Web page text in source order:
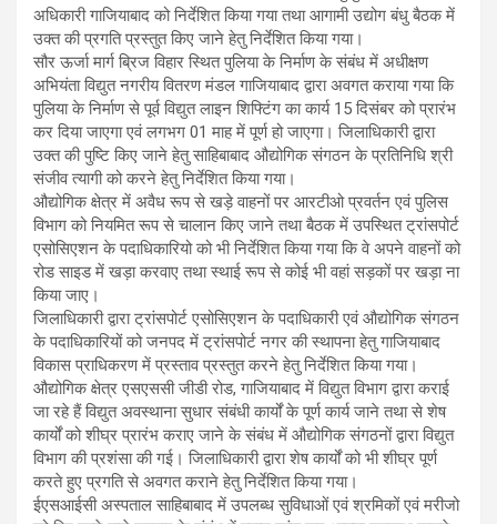
अधिकारी गाजियाबाद को निर्देशित किया गया तथा आगामी उद्योग बंधु बैठक में
उक्त की प्रगति प्रस्तुत किए जाने हेतु निर्देशित किया गया।
सौर ऊर्जा मार्ग ब्रिज विहार स्थित पुलिया के निर्माण के संबंध में अधीक्षण
अभियंता विद्युत नगरीय वितरण मंडल गाजियाबाद द्वारा अवगत कराया गया कि
पुलिया के निर्माण से पूर्व विद्युत लाइन शिफ्टिंग का कार्य 15 दिसंबर को प्रारंभ
कर दिया जाएगा एवं लगभग 01 माह में पूर्ण हो जाएगा। जिलाधिकारी द्वारा
उक्त की पुष्टि किए जाने हेतु साहिबाबाद औद्योगिक संगठन के प्रतिनिधि श्री
संजीव त्यागी को करने हेतु निर्देशित किया गया।
औद्योगिक क्षेत्र में अवैध रूप से खड़े वाहनों पर आरटीओ प्रवर्तन एवं पुलिस
विभाग को नियमित रूप से चालान किए जाने तथा बैठक में उपस्थित ट्रांसपोर्ट
एसोसिएशन के पदाधिकारियो को भी निर्देशित किया गया कि वे अपने वाहनों को
रोड साइड में खड़ा करवाए तथा स्थाई रूप से कोई भी वहां सड़कों पर खड़ा ना
किया जाए।
जिलाधिकारी द्वारा ट्रांसपोर्ट एसोसिएशन के पदाधिकारी एवं औद्योगिक संगठन
के पदाधिकारियों को जनपद में ट्रांसपोर्ट नगर की स्थापना हेतु गाजियाबाद
विकास प्राधिकरण में प्रस्ताव प्रस्तुत करने हेतु निर्देशित किया गया।
औद्योगिक क्षेत्र एसएससी जीडी रोड, गाजियाबाद में विद्युत विभाग द्वारा कराई
जा रहे हैं विद्युत अवस्थाना सुधार संबंधी कार्यों के पूर्ण कार्य जाने तथा से शेष
कार्यों को शीघ्र प्रारंभ कराए जाने के संबंध में औद्योगिक संगठनों द्वारा विद्युत
विभाग की प्रशंसा की गई। जिलाधिकारी द्वारा शेष कार्यों को भी शीघ्र पूर्ण
करते हुए प्रगति से अवगत कराने हेतु निर्देशित किया गया।
ईएसआईसी अस्पताल साहिबाबाद में उपलब्ध सुविधाओं एवं श्रमिकों एवं मरीजो